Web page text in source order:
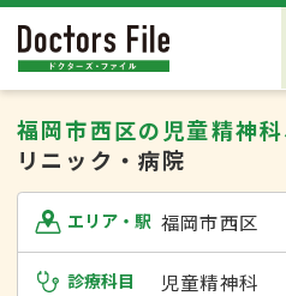
福岡市西区の児童精神
リニック・病院
エリア・駅 福岡市西区
診療科目 児童精神科